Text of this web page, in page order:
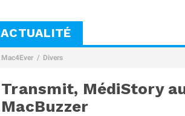
ACTUALITÉ
Mac4Ever Divers
Transmit, MédiStory
MacBuzzer